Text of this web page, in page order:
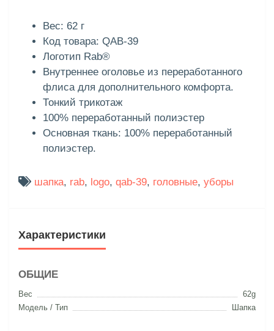
Вес: 62 г
Код товара: QAB-39
Логотип Rab®
Внутреннее оголовье из переработанного
флиса для дополнительного комфорта.
Тонкий трикотаж
100% переработанный полиэстер
Основная ткань: 100% переработанный
полиэстер.
шапка, rab, logo, qab-39, головные, уборы
Характеристики
ОБЩИЕ
Вес
62g
Модель / Тип
Шапка